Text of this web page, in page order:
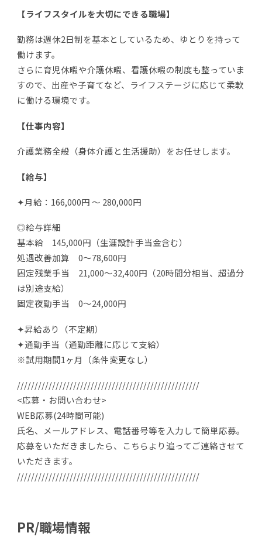
【ライフスタイルを大切にできる職場】
勤務は週休2日制を基本としているため、ゆとりを持って
働けます。
さらに育児休暇や介護休暇、看護休暇の制度も整っていま
すので、出産や子育てなど、ライフステージに応じて柔軟
に働ける環境です。
【仕事内容】
介護業務全般（身体介護と生活援助）をお任せします。
【給与】
✦月給：166,000円 〜 280,000円
◎給与詳細
基本給 145,000円（生涯設計手当金含む）
処遇改善加算 0～78,600円
固定残業手当 21,000～32,400円（20時間分相当、超過分
は別途支給）
固定夜勤手当 0～24,000円
✦昇給あり（不定期）
✦通勤手当（通勤距離に応じて支給）
※試用期間1ヶ月（条件変更なし）
////////////////////////////////////////////////////
<応募・お問い合わせ>
WEB応募(24時間可能)
氏名、メールアドレス、電話番号等を入力して簡単応募。
応募をいただきましたら、こちらより追ってご連絡させて
いただきます。
////////////////////////////////////////////////////
PR/職場情報